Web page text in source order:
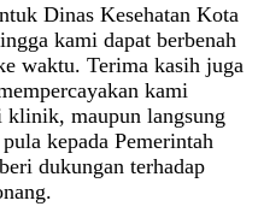
Dinas Kesehatan Kota
kami dapat berbenah
waktu. Terima kasih juga
kami
klinik, maupun langsung
kepada Pemerintah
dukungan terhadap